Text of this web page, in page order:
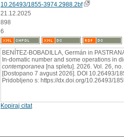
10.26493/1855-3974.2988.2bf
21.12.2025
898
6
BENÍTEZ-BOBADILLA, Germán in
In-domatic number and some operations in
contemporanea [na spletu]. 2026. Vol. 26,
[Dostopano 7 avgust 2026]. DOI 10.26493/
Pridobljeno s: https://dx.doi.org/10.26493/
Kopiraj citat